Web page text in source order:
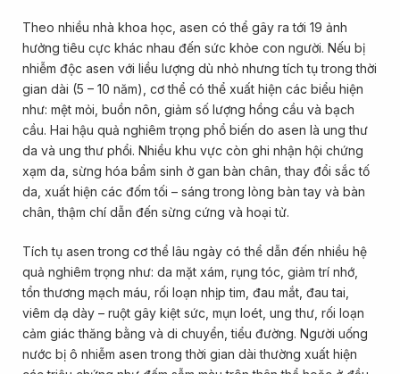
Theo nhiều nhà khoa học, asen có thể gây ra tới 19 ảnh
hưởng tiêu cực khác nhau đến sức khỏe con người. Nếu bị
nhiễm độc asen với liều lượng dù nhỏ nhưng tích tụ trong thời
gian dài (5 – 10 năm), cơ thể có thể xuất hiện các biểu hiện
như: mệt mỏi, buồn nôn, giảm số lượng hồng cầu và bạch
cầu. Hai hậu quả nghiêm trọng phổ biến do asen là ung thư
da và ung thư phổi. Nhiều khu vực còn ghi nhận hội chứng
xạm da, sừng hóa bẩm sinh ở gan bàn chân, thay đổi sắc tố
da, xuất hiện các đốm tối – sáng trong lòng bàn tay và bàn
chân, thậm chí dẫn đến sừng cứng và hoại tử.
Tích tụ asen trong cơ thể lâu ngày có thể dẫn đến nhiều hệ
quả nghiêm trọng như: da mặt xám, rụng tóc, giảm trí nhớ,
tổn thương mạch máu, rối loạn nhịp tim, đau mắt, đau tai,
viêm dạ dày – ruột gây kiệt sức, mụn loét, ung thư, rối loạn
cảm giác thăng bằng và di chuyển, tiểu đường. Người uống
nước bị ô nhiễm asen trong thời gian dài thường xuất hiện